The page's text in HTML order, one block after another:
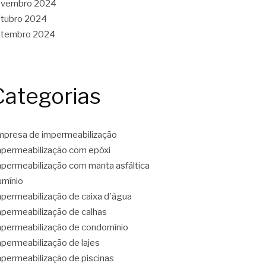
2024
2024
2024
de impermeabilização
com epóxi
com manta asfáltica
de caixa d'água
de calhas
de condomínio
de lajes
de piscinas